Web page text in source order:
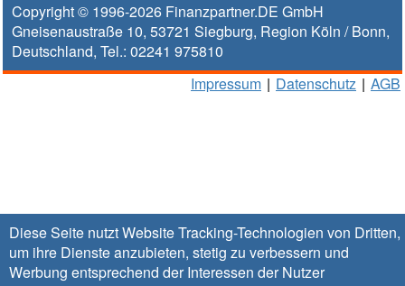
Diese Seite nutzt Website Tracking-Technologien von Dritten,
um ihre Dienste anzubieten, stetig zu verbessern und
Werbung entsprechend der Interessen der Nutzer
Copyright © 1996-2026 Finanzpartner.DE GmbH
Gneisenaustraße 10, 53721 Siegburg, Region Köln / Bonn,
Deutschland, Tel.: 02241 975810
Impressum | Datenschutz | AGB